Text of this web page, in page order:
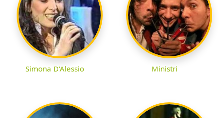
Simona D'Alessio Ministri